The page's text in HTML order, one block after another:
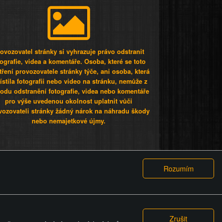
stránky si vyhrazuje právo odstranit
videa a komentáře. Osoba, které se toto
provozovatele stránky týče, ani osoba, která
fotografii nebo video na stránku, nemůže z
odstranění fotografie, videa nebo komentáře
pro výše uvedenou okolnost uplatnit vůči
stránky žádný nárok na náhradu škody
nebo nemajetkové újmy.
GDPR COOKIES